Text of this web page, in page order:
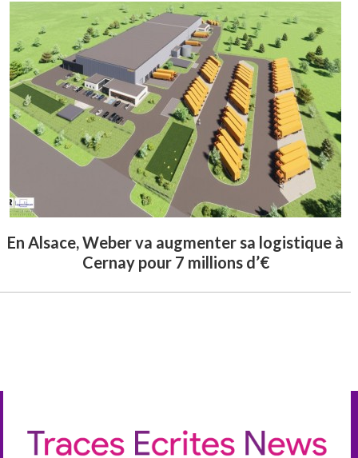
En Alsace, Weber va augmenter sa logistique à
Cernay pour 7 millions d’€